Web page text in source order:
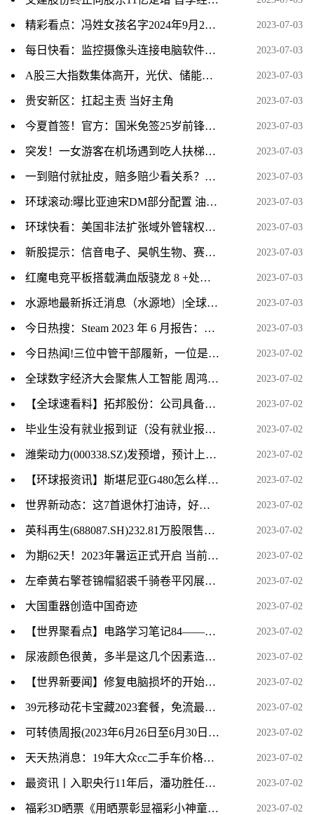
精彩看点：冯姓女孩名字2024年9月27日出生的生辰八字五行查询 2023-07-03
每日快看：监控摄像头连接电脑软件_监控摄像头连接电脑 2023-07-03
A股三大指数集体高开，光伏、储能走强，汽车股上冲，AI概念股大幅跳水 2023-07-03
贵安新区：扛起主责 当好主角 2023-07-03
今夏首签！官方：国米免签25岁前锋马库斯-图拉姆|每日快讯 2023-07-03
突发！一女游客在机场遇到吃人扶梯，要面临终生残疾，细节曝出|快消息 2023-07-03
一到赔付就扯皮，赔多赔少看关系？种粮保险需要更“保险” 新资讯 2023-07-03
环球滚动:曝比亚迪宋DM部分配置 油耗仅1.4L/100km 2023-07-03
环球快看：美国非法扩张域外管辖权严重扰乱国际秩序 2023-07-03
新股提示：信音电子、昊帆生物、赛维时代、豪声电子今日申购 2023-07-03
红魔电竞平板搭载满血版骁龙 8 +处理器 2023-07-03
水源地最新拆迁消息（水源地）|全球热推荐 2023-07-03
今日热搜：Steam 2023 年 6 月报告：微软 Win11 份额涨至 35.75% 创新高 2023-07-03
今日热闻!三位中管干部履新，一位是中央委员，一位跨省任省级党委常委！ 2023-07-02
全球数字经济大会聚焦人工智能 周鸿祎称企业级大模型要满足“五化”特征 2023-07-02
【全球速看料】拓邦股份：公司具备智能控制器、空心杯电机技术及产品储备 2023-07-02
毕业生没有就业报到证（没有就业报到证怎么办）-热文 2023-07-02
潍柴动力(000338.SZ)发预增，预计上半年净利润35.87亿元–40.65亿元，同比增长50%–70% 2023-07-02
【环球报资讯】斯堪尼亚G480怎么样及德龙L3000多少钱 2023-07-02
世界新动态：这7首退休打油诗，好玩还不失哲理！ 02 2023-07-02
英科再生(688087.SH)232.81万股限售股份将于7月10日上市流通_环球动态 2023-07-02
为期62天！2023年暑运正式开启 当前视讯 2023-07-02
左牵黄右擎苍锦帽貂裘千骑卷平冈展现的画面（左牵黄右擎苍锦帽貂裘千骑卷平冈） 2023-07-02
大国重器创造中国奇迹 2023-07-02
【世界聚看点】电路学习笔记84——极点、零点与冲激响应 2023-07-02
尿液颜色很黄，多半是这几个因素造成的_新资讯 2023-07-02
【世界新要闻】修复电脑损坏的开始菜单 2023-07-02
39元移动花卡宝藏2023套餐，免流最高200GB 环球热头条 2023-07-02
可转债周报(2023年6月26日至6月30日)：转债市场反弹 后续仍需均衡布局_全球今头条 2023-07-02
天天热消息：19年大众cc二手车价格_大众cc二手车怎么样 2023-07-02
最资讯丨入职央行11年后，潘功胜任中国人民银行党委书记 2023-07-02
福彩3D晒票《用晒票彰显福彩小神童的骄傲时刻》 2023-07-02